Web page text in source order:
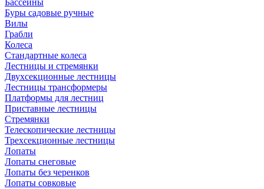
Бассейны
Буры садовые ручные
Вилы
Грабли
Колеса
Стандартные колеса
Лестницы и стремянки
Двухсекционные лестницы
Лестницы трансформеры
Платформы для лестниц
Приставные лестницы
Стремянки
Телескопические лестницы
Трехсекционные лестницы
Лопаты
Лопаты снеговые
Лопаты без черенков
Лопаты совковые